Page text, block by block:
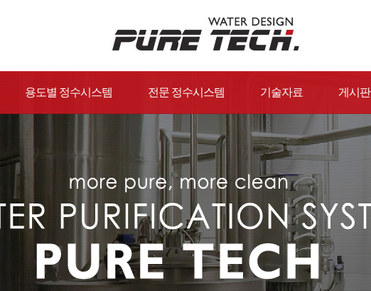
용도별 정수시스템 전문 정수시스템 기술자료 게시판